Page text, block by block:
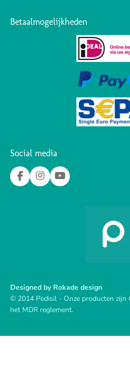
Betaalmogelijkheden
Social media
F
a
I
n
Y
o
Designed by Rokade design
© 2014 Pedisil - Onze producten zijn
het MDR reglement.